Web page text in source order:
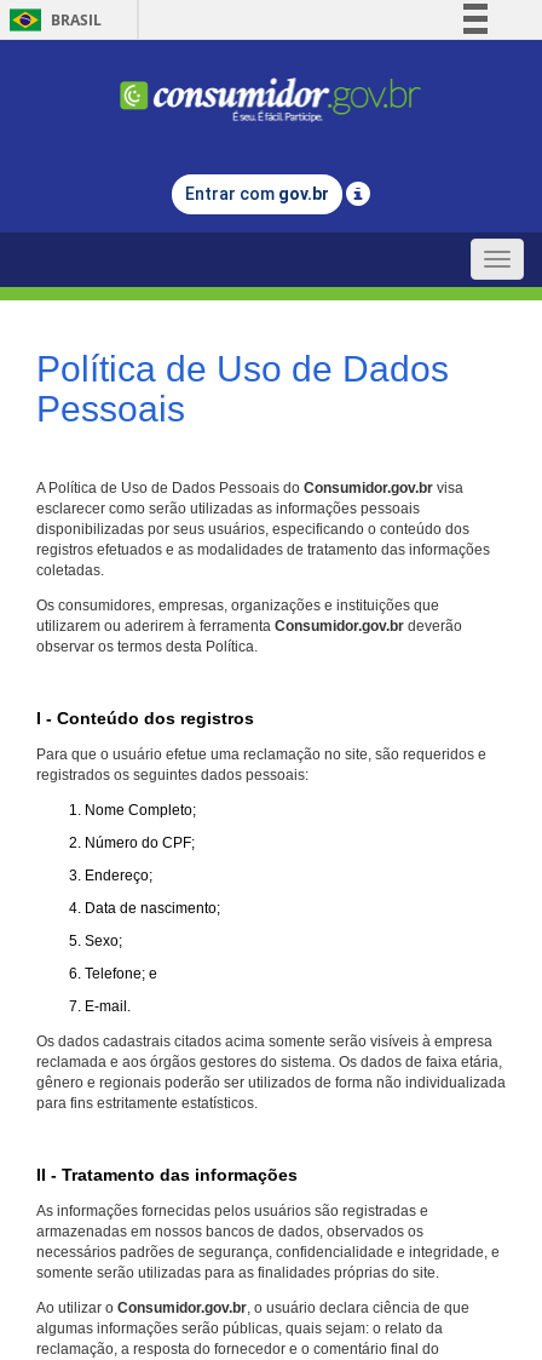
BRASIL
Comunica BR
Legislação
Entrar com gov.br
Toggle
Política de Uso de Dados
Pessoais
A Política de Uso de Dados Pessoais do Consumidor.gov.br visa
esclarecer como serão utilizadas as informações pessoais
disponibilizadas por seus usuários, especificando o conteúdo dos
registros efetuados e as modalidades de tratamento das informações
coletadas.
Os consumidores, empresas, organizações e instituições que
utilizarem ou aderirem à ferramenta Consumidor.gov.br deverão
observar os termos desta Política.
I - Conteúdo dos registros
Para que o usuário efetue uma reclamação no site, são requeridos e
registrados os seguintes dados pessoais:
Nome Completo;
Número do CPF;
Endereço;
Data de nascimento;
Sexo;
Telefone; e
E-mail.
Os dados cadastrais citados acima somente serão visíveis à empresa
reclamada e aos órgãos gestores do sistema. Os dados de faixa etária,
gênero e regionais poderão ser utilizados de forma não individualizada
para fins estritamente estatísticos.
II - Tratamento das informações
As informações fornecidas pelos usuários são registradas e
armazenadas em nossos bancos de dados, observados os
necessários padrões de segurança, confidencialidade e integridade, e
somente serão utilizadas para as finalidades próprias do site.
Ao utilizar o Consumidor.gov.br, o usuário declara ciência de que
algumas informações serão públicas, quais sejam: o relato da
reclamação, a resposta do fornecedor e o comentário final do